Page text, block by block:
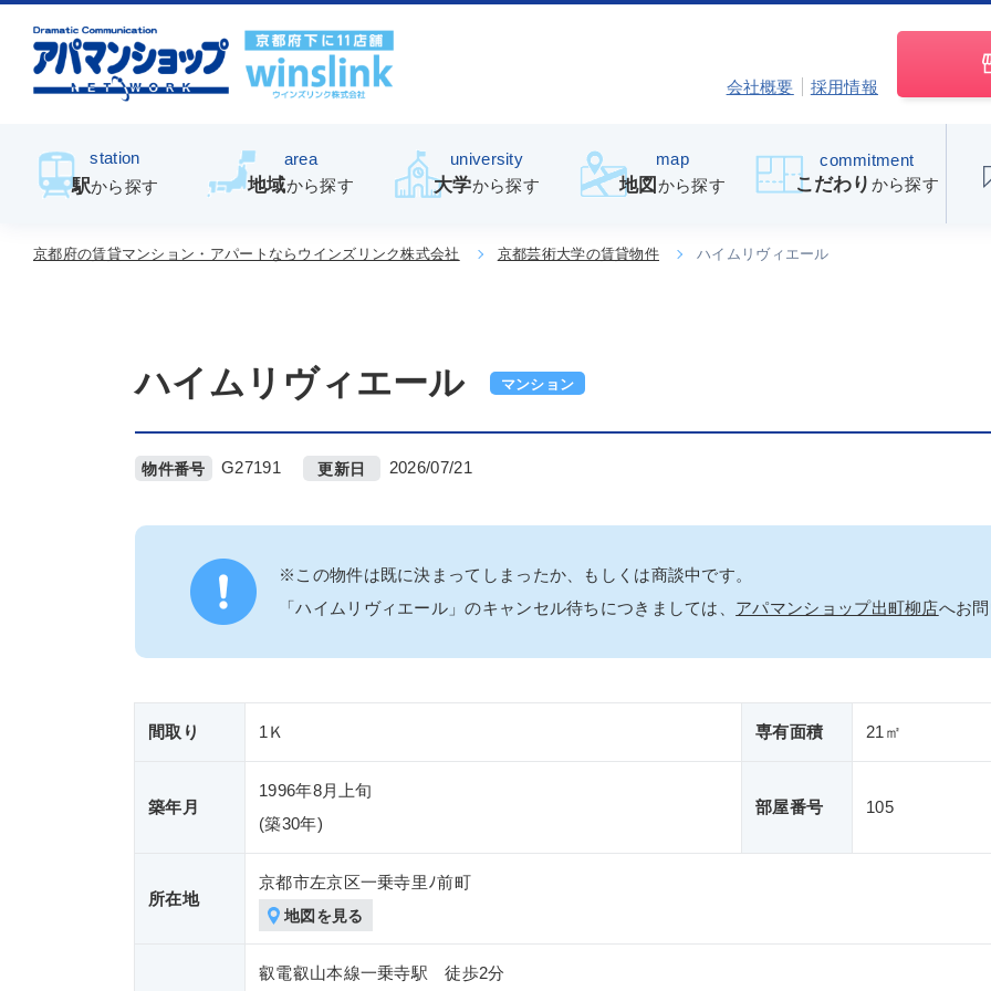
会社概要 採用情報
station
駅から探す
area
地域から探す
university
大学から探す
map
地図 から探す
commitment
こだわり から探す
京都府の賃貸マンション・アパートならウインズリンク株式会社 京都芸術大学の賃貸物件 ハイムリヴィエール
マンション
ハイムリヴィエール
物件番号 G27191 更新日 2026/07/21
※この物件は既に決まってしまったか、もしくは商談中です。
「ハイムリヴィエール」のキャンセル待ちにつきましては、 アパマンショップ出町柳店へお
間取り 1Ｋ 専有面積 21㎡
築年月
1996年8月上旬
(築30年)
部屋番号 105
所在地
京都市左京区一乗寺里ﾉ前町
地図を見る
叡電叡山本線一乗寺駅 徒歩2分